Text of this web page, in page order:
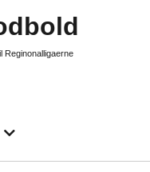
Reginonalligaerne